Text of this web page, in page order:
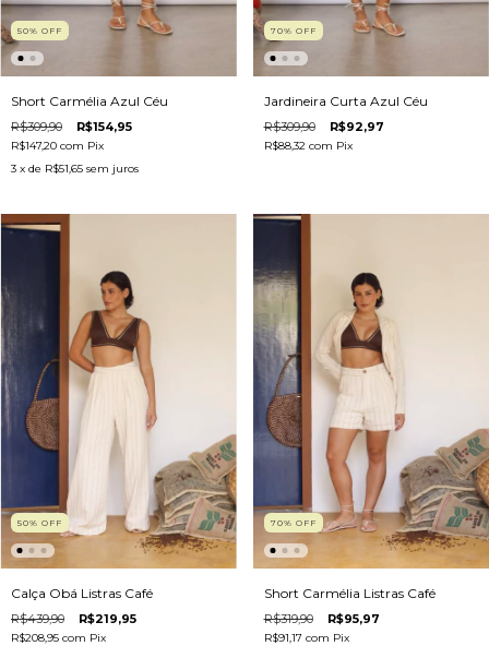
50% OFF
Short Carmélia Azul Céu
R$309,90 R$154,95
R$147,20 com Pix
3 x de R$51,65 sem juros
70% OFF
Jardineira Curta Azul Céu
R$309,90 R$92,97
R$88,32 com Pix
50% OFF
Calça Obá Listras Café
R$439,90 R$219,95
R$208,95 com Pix
70% OFF
Short Carmélia Listras Café
R$319,90 R$95,97
R$91,17 com Pix